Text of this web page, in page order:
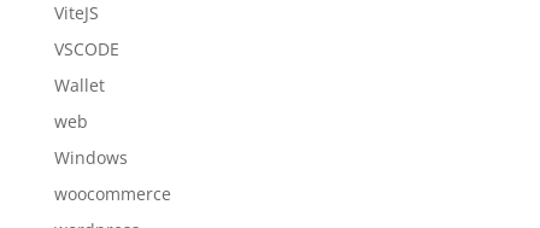
ViteJS
VSCODE
Wallet
web
Windows
woocommerce